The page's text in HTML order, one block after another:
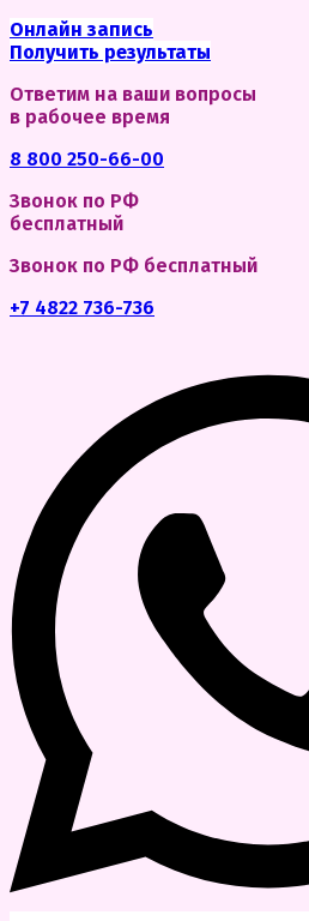
Онлайн запись
Получить результаты
Ответим на ваши вопросы
в рабочее время
8 800 250-66-00
Звонок по РФ
бесплатный
Звонок по РФ бесплатный
+7 4822 736-736